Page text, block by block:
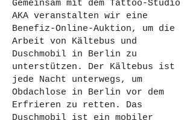
Gemeinsam mit dem Tattoo-Studio
AKA veranstalten wir eine
Benefiz-Online-Auktion, um die
Arbeit von Kältebus und
Duschmobil in Berlin zu
unterstützen. Der Kältebus ist
jede Nacht unterwegs, um
Obdachlose in Berlin vor dem
Erfrieren zu retten. Das
Duschmobil ist ein mobiler